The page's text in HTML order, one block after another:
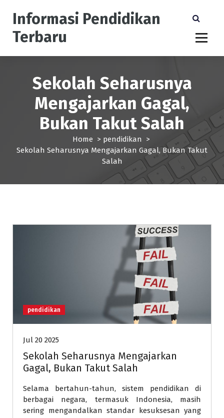
Informasi Pendidikan
Terbaru
Sekolah Seharusnya
Mengajarkan Gagal,
Bukan Takut Salah
Home > pendidikan >
Sekolah Seharusnya Mengajarkan Gagal, Bukan Takut
Salah
pendidikan
Jul 20 2025
Sekolah Seharusnya Mengajarkan
Gagal, Bukan Takut Salah
Selama bertahun-tahun, sistem pendidikan di
berbagai negara, termasuk Indonesia, masih
sering mengandalkan standar kesuksesan yang